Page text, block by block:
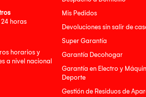
Mis Pedidos
Devoluciones sin salir de
Super Garantía
Garantía Decohogar
Garantía en Electro y
Deporte
Gestión de Residuos de
24 horas
horarios y
a nivel nacional